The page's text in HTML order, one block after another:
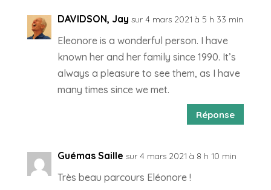
DAVIDSON, Jay sur 4 mars 2021 à 5 h 33 min
Eleonore is a wonderful person. I have
known her and her family since 1990. It’s
always a pleasure to see them, as I have
many times since we met.
Réponse
Guémas Saille sur 4 mars 2021 à 8 h 10 min
Très beau parcours Eléonore !